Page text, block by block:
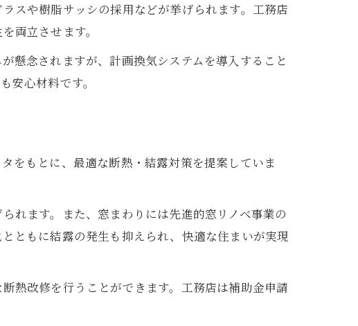
用術
用法
ム提案
識
り
スや樹脂サッシの採用などが挙げられます。工務店
両立させます。
懸念されますが、計画換気システムを導入すること
安心材料です。
をもとに、最適な断熱・結露対策を提案していま
れます。また、窓まわりには先進的窓リノベ事業の
ともに結露の発生も抑えられ、快適な住まいが実現
熱改修を行うことができます。工務店は補助金申請